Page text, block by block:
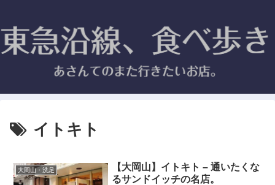
イトキト
大岡山・洗足
【大岡山】イトキト – 通いたくな
るサンドイッチの名店。